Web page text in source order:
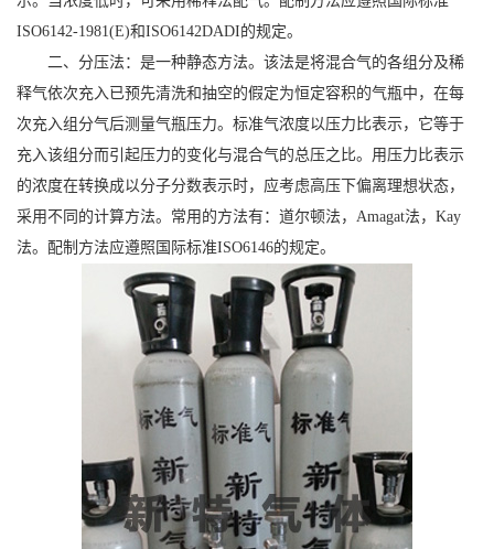
ISO6142-1981(E)和ISO6142DADI的规定。
二、分压法：是一种静态方法。该法是将混合气的各组分及稀
释气依次充入已预先清洗和抽空的假定为恒定容积的气瓶中，在每
次充入组分气后测量气瓶压力。标准气浓度以压力比表示，它等于
充入该组分而引起压力的变化与混合气的总压之比。用压力比表示
的浓度在转换成以分子分数表示时，应考虑高压下偏离理想状态，
采用不同的计算方法。常用的方法有：道尔顿法，Amagat法，Kay
法。配制方法应遵照国际标准ISO6146的规定。